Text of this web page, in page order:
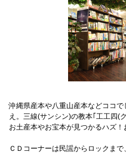
沖縄県産本や八重山産本などココ
え。三線(サンシン)の教本｢工工四(
お土産本やお宝本が見つかるハズ！
ＣＤコーナーは民謡からロックま